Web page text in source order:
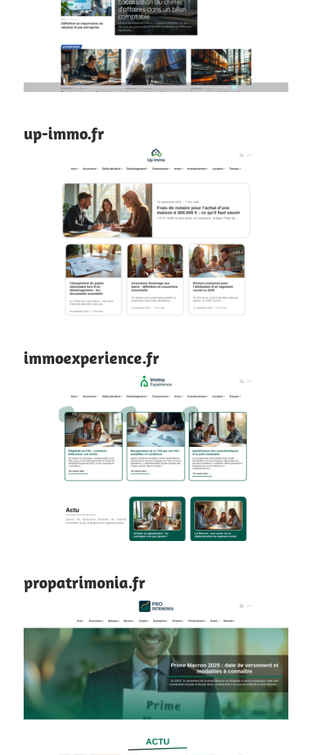
up-immo.fr
immoexperience.fr
propatrimonia.fr